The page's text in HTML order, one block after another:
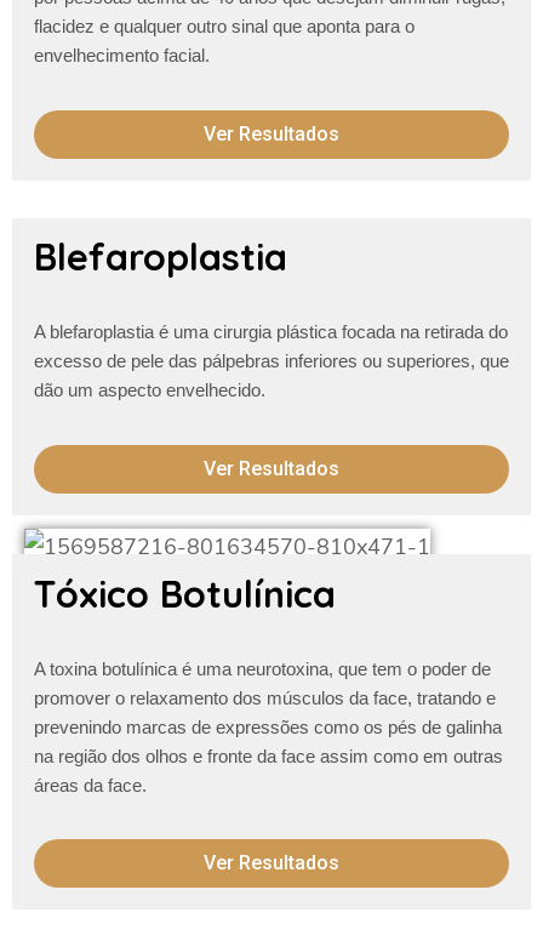
flacidez e qualquer outro sinal que aponta para o
envelhecimento facial.
Ver Resultados
Blefaroplastia
A blefaroplastia é uma cirurgia plástica focada na retirada do
excesso de pele das pálpebras inferiores ou superiores, que
dão um aspecto envelhecido.
Ver Resultados
Tóxico Botulínica
A toxina botulínica é uma neurotoxina, que tem o poder de
promover o relaxamento dos músculos da face, tratando e
prevenindo marcas de expressões como os pés de galinha
na região dos olhos e fronte da face assim como em outras
áreas da face.
Ver Resultados